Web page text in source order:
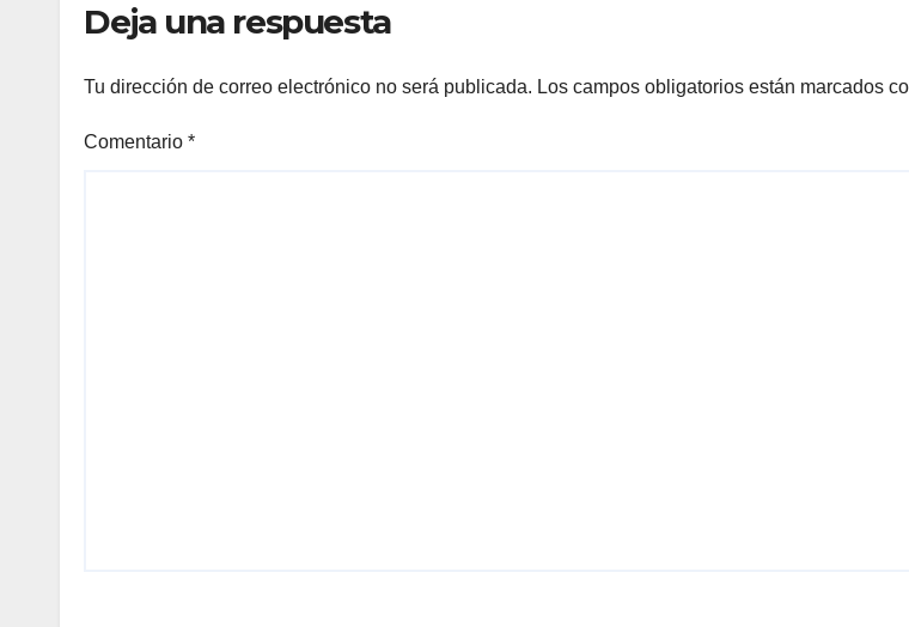
Deja una respuesta
Tu dirección de correo electrónico no será publicada. Los campos obligatorios están marcados
Comentario *